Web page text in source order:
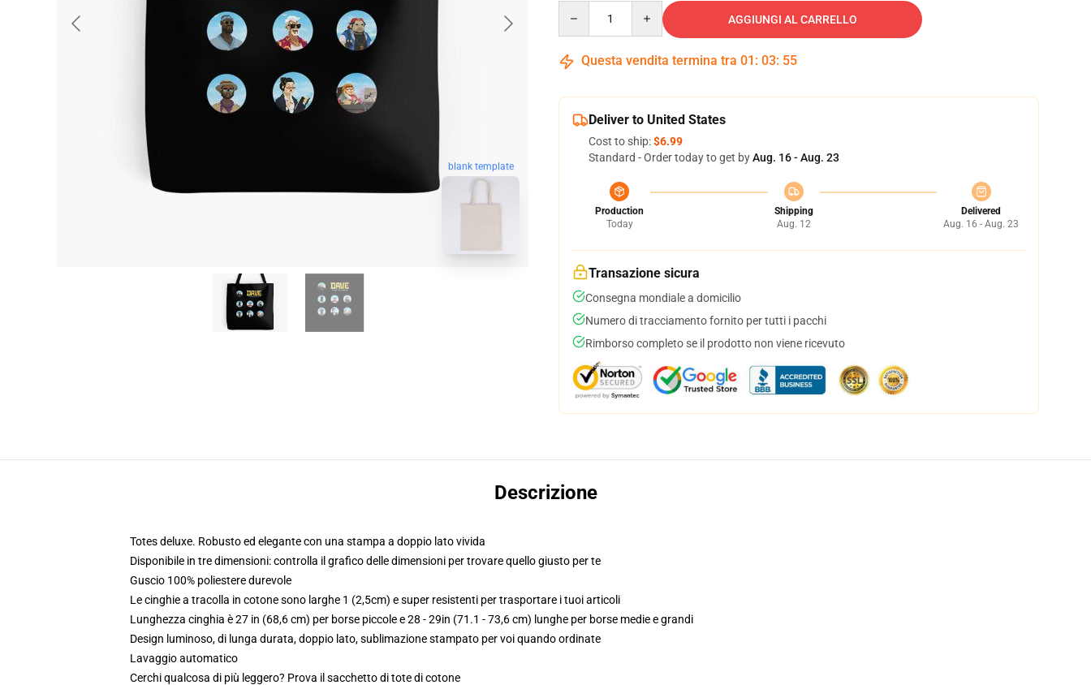
blank template
AGGIUNGI AL CARRELLO
Questa vendita termina tra 01 : 03: 54
Deliver to United States
Cost to ship:$6.99
Standard - Order today to get byAug. 16 - Aug. 23
Production
Today
Shipping
Aug. 12
Delivered
Aug. 16 - Aug. 23
Transazione sicura
Consegna mondiale a domicilio
Numero di tracciamento fornito per tutti i pacchi
Rimborso completo se il prodotto non viene ricevuto
Descrizione
Totes deluxe. Robusto ed elegante con una stampa a doppio lato vivida
Disponibile in tre dimensioni: controlla il grafico delle dimensioni per trovare quello giusto per te
Guscio 100% poliestere durevole
Le cinghie a tracolla in cotone sono larghe 1 (2,5cm) e super resistenti per trasportare i tuoi articoli
Lunghezza cinghia è 27 in (68,6 cm) per borse piccole e 28 - 29in (71.1 - 73,6 cm) lunghe per borse medie e grandi
Design luminoso, di lunga durata, doppio lato, sublimazione stampato per voi quando ordinate
Lavaggio automatico
Cerchi qualcosa di più leggero? Prova il sacchetto di tote di cotone